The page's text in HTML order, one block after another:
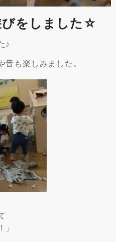
をしました☆
♪
音も楽しみました。